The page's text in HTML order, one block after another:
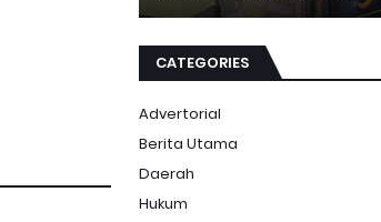
CATEGORIES
Advertorial
Berita Utama
Daerah
Hukum